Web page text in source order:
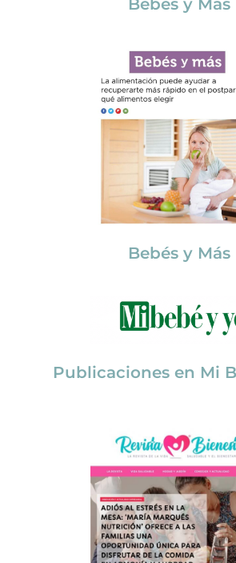
Bebés y Más
Publicaciones en Mi